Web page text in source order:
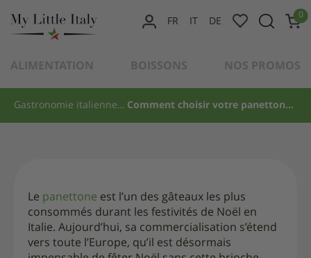
ALIMENTATION BOISSONS NOS PROMOS
FR DE
0
Gastronomie italienne Comment choisir votre panettone ?
GASTRONOMIE ITALIENNE
panettone ?
Le panettone est l’un des gâteaux les plus
consommés durant les festivités de Noël en
Italie. Aujourd’hui, sa commercialisation s’étend
vers toute l’Europe, qu’il est désormais